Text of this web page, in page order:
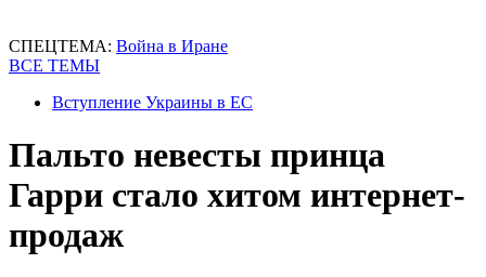
СПЕЦТЕМА: Война в Иране
ВСЕ ТЕМЫ
Вступление Украины в ЕС
Пальто невесты принца
Гарри стало хитом интернет-
продаж